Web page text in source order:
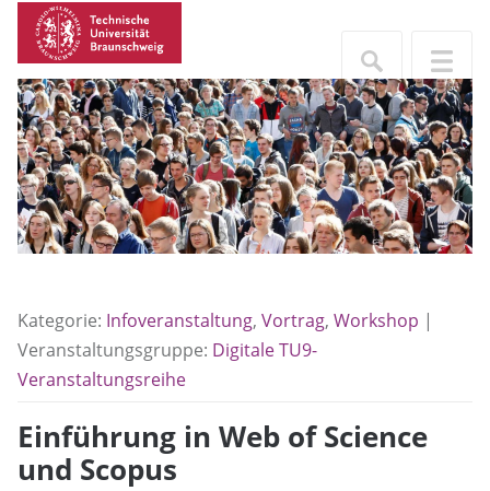
Kategorie: Infoveranstaltung, Vortrag, Workshop |
Veranstaltungsgruppe: Digitale TU9-
Veranstaltungsreihe
Einführung in Web of Science
und Scopus